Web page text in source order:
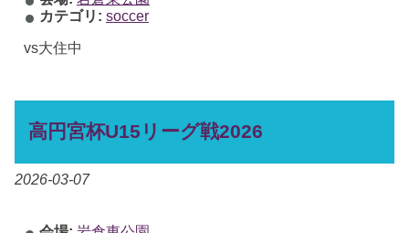
カテゴリ: soccer
vs大住中
高円宮杯U15リーグ戦2026
2026-03-07